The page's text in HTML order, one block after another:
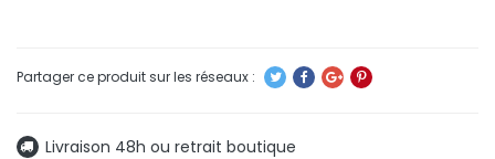
Livraison 48h ou retrait boutique